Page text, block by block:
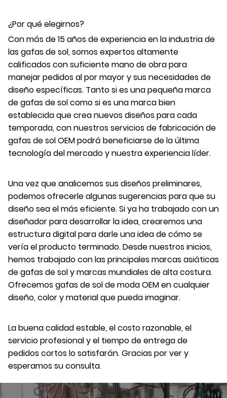
¿Por qué elegirnos?
Con más de 15 años de experiencia en la industria de
las gafas de sol, somos expertos altamente
calificados con suficiente mano de obra para
manejar pedidos al por mayor y sus necesidades de
diseño específicas. Tanto si es una pequeña marca
de gafas de sol como si es una marca bien
establecida que crea nuevos diseños para cada
temporada, con nuestros servicios de fabricación de
gafas de sol OEM podrá beneficiarse de la última
tecnología del mercado y nuestra experiencia líder.
Una vez que analicemos sus diseños preliminares,
podemos ofrecerle algunas sugerencias para que su
diseño sea el más eficiente. Si ya ha trabajado con un
diseñador para desarrollar la idea, crearemos una
estructura digital para darle una idea de cómo se
vería el producto terminado. Desde nuestros inicios,
hemos trabajado con las principales marcas asiáticas
de gafas de sol y marcas mundiales de alta costura.
Ofrecemos gafas de sol de moda OEM en cualquier
diseño, color y material que pueda imaginar.
La buena calidad estable, el costo razonable, el
servicio profesional y el tiempo de entrega de
pedidos cortos lo satisfarán. Gracias por ver y
esperamos su consulta.